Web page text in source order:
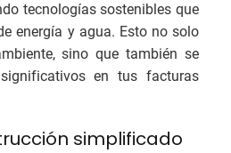
tecnologías sostenibles que
energía y agua. Esto no solo
sino que también se
en tus facturas
simplificado